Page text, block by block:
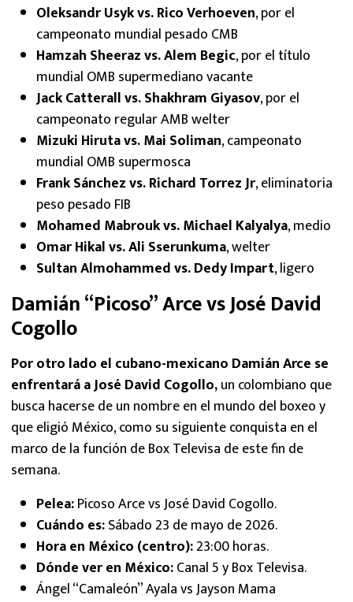
Oleksandr Usyk vs. Rico Verhoeven, por el
campeonato mundial pesado CMB
Hamzah Sheeraz vs. Alem Begic, por el título
mundial OMB supermediano vacante
Jack Catterall vs. Shakhram Giyasov, por el
campeonato regular AMB welter
Mizuki Hiruta vs. Mai Soliman, campeonato
mundial OMB supermosca
Frank Sánchez vs. Richard Torrez Jr, eliminatoria
peso pesado FIB
Mohamed Mabrouk vs. Michael Kalyalya, medio
Omar Hikal vs. Ali Sserunkuma, welter
Sultan Almohammed vs. Dedy Impart, ligero
Damián “Picoso” Arce vs José David
Cogollo
Por otro lado el cubano-mexicano Damián Arce se
enfrentará a José David Cogollo,un colombiano que
busca hacerse de un nombre en el mundo del boxeo y
que eligió México, como su siguiente conquista en el
marco de la función de Box Televisa de este fin de
semana.
Pelea:Picoso Arce vs José David Cogollo.
Cuándo es:Sábado 23 de mayo de 2026.
Hora en México (centro):23:00 horas.
Dónde ver en México:Canal 5 y Box Televisa.
Ángel “Camaleón” Ayala vs Jayson Mama